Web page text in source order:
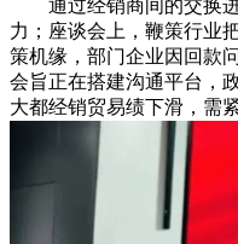
通过经销商间的交换进
力；座谈会上，鞭策行业
策机缘，部门企业因回款
会旨正在搭建沟通平台，
大都经销贸易绩下滑，需